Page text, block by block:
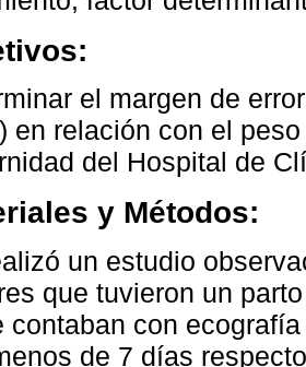
el margen de
en relación con el
del Hospital de
y Métodos:
un estudio
que tuvieron un
contaban con
de 7 días